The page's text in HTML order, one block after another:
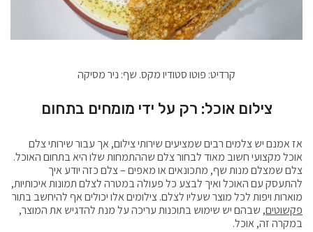
קרדיט: פוטו סטודיו מקס. שף: ניר מסיקה
צילום אוכל: רק על ידי מומחים בתחום
אז אמנם יש צלמים רבים שמציעים שירותי צילום, אך עבור שירותי צלם
אוכל מקצועי חשוב מאוד לבחור צלם שההתמחות שלו היא בתחום האוכל.
צלם שמצלם מנות שף, מתכונאים או מאפים – צלם כזה יודע איך
להתעסק עם האוכל ואיך לבצע כל פעולה במטרה לצלם תמונות איכותיות,
מוארות ויפות לכל מוצר שעליו לצלם. צילומים אלו יכולים אף להיחשב בתור
פקשוטים, שבהם יש שימוש בתוכנות עריכה על מנת להדגיש את המוצר,
במקרה זה, אוכל.